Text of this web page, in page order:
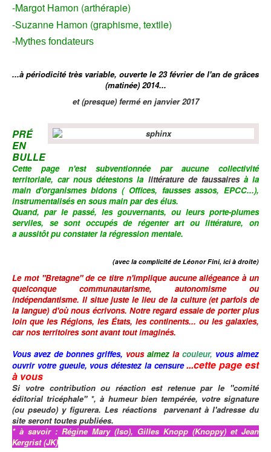
-Margot Hamon (arthérapie)
-Suzanne Hamon (graphisme, textile)
-Mythes fondateurs
...à périodicité très variable, ouverte le 23 février de l'an de grâces
(matinée) 2014...
et (presque) fermé en janvier 2017
PRÉ
EN
BULLE
Cette page n'est subventionnée par aucune collectivité
territoriale,car nous détestons la littérature de faussaires à la
main d'organismes bidons ( Offices, fausses assos, EPCC...),
instrumentalisés en sous main par des élus.
Quand, par le passé, les gouvernants, ou leurs porte-plumes
serviles, se sont occupés de régenter art ou littérature, on
a aussitôtpuconstater la régression mentale.
(avec la complicité de Léonor Fini, ici à droite)
Le mot "Bretagne"de ce titre n'implique aucune allégeance à un
quelconque communautarisme, autonomisme ou
indépendantisme. Il situe juste le lieu de la culture (et parfois de
la langue) d'où nous écrivons. Notre regard essaie de porter plus
loin que les Régions, les États, les continents... ou les galaxies,
car nos territoires sont avant tout imaginés.
Vous avez de bonnes griffes, vous aimez la couleur, vous aimez
ouvrir votre gueule, vous détestez la censure ...cette page est
à vous
Si votre contribution ou réaction est retenue par le "comité
éditorial tricéphale" *, à humeur bien tempérée, votre signature
(ou pseudo) y figurera. Les réactions parvenant à l'adresse du
site seront toutes publiées.
* à savoir : Régine Mary (Iso), Gilles Knopp (Knoppy) et Jean
Kergrist (JK)